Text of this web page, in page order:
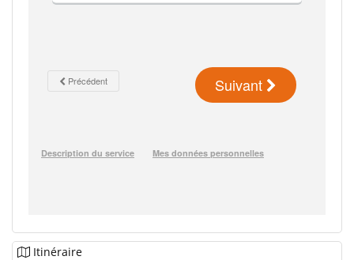
Itinéraire